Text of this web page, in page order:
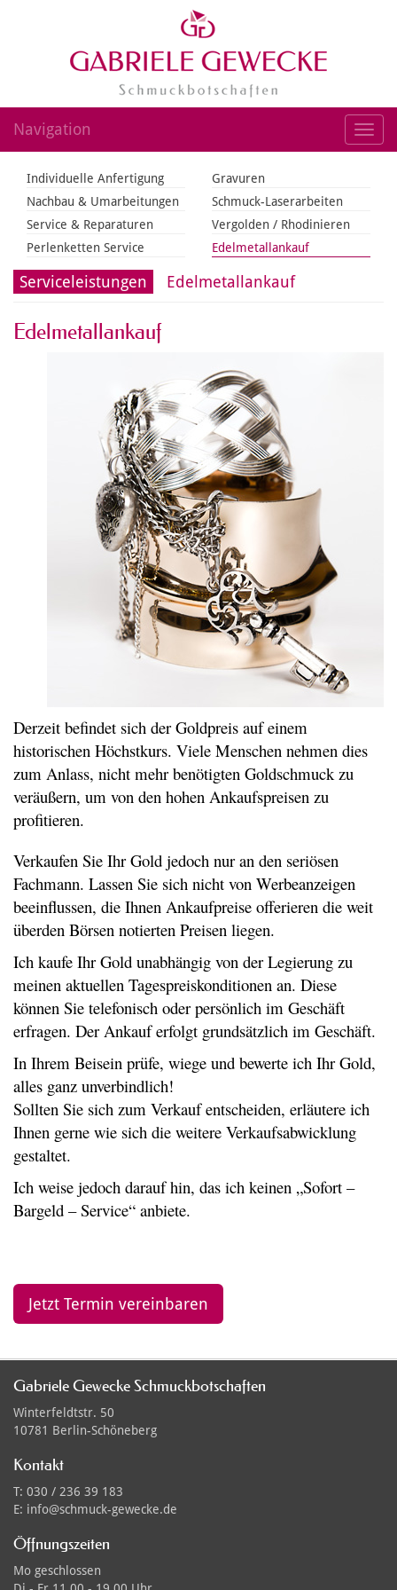
Navigation
Individuelle Anfertigung
Nachbau & Umarbeitungen
Service & Reparaturen
Perlenketten Service
Gravuren
Schmuck-Laserarbeiten
Vergolden / Rhodinieren
Edelmetallankauf
Serviceleistungen Edelmetallankauf
Edelmetallankauf
Derzeit befindet sich der Goldpreis auf einem
historischen Höchstkurs. Viele Menschen nehmen dies
zum Anlass, nicht mehr benötigten Goldschmuck zu
veräußern, um von den hohen Ankaufspreisen zu
profitieren.
Verkaufen Sie Ihr Gold jedoch nur an den seriösen
Fachmann. Lassen Sie sich nicht von Werbeanzeigen
beeinflussen, die Ihnen Ankaufpreise offerieren die weit
überden Börsen notierten Preisen liegen.
Ich kaufe Ihr Gold unabhängig von der Legierung zu
meinen aktuellen Tagespreiskonditionen an. Diese
können Sie telefonisch oder persönlich im Geschäft
erfragen. Der Ankauf erfolgt grundsätzlich im Geschäft.
In Ihrem Beisein prüfe, wiege und bewerte ich Ihr Gold,
alles ganz unverbindlich!
Sollten Sie sich zum Verkauf entscheiden, erläutere ich
Ihnen gerne wie sich die weitere Verkaufsabwicklung
gestaltet.
Ich weise jedoch darauf hin, das ich keinen „Sofort –
Bargeld – Service“ anbiete.
Jetzt Termin vereinbaren
Gabriele Gewecke Schmuckbotschaften
Winterfeldtstr. 50
10781 Berlin-Schöneberg
Kontakt
T: 030 / 236 39 183
E: info@schmuck-gewecke.de
Öffnungszeiten
Mo geschlossen